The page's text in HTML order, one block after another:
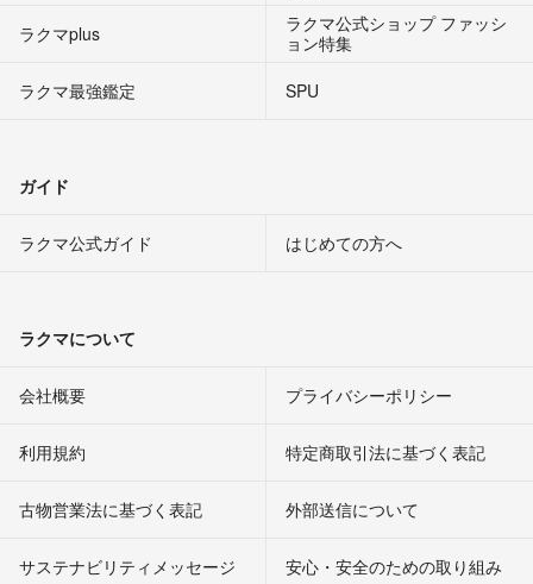
ラクマplus
ラクマ公式ショップ ファッシ
ョン特集
ラクマ最強鑑定
SPU
ガイド
ラクマ公式ガイド はじめての方へ
ラクマについて
会社概要 プライバシーポリシー
利用規約 特定商取引法に基づく表記
古物営業法に基づく表記 外部送信について
サステナビリティメッセージ 安心・安全のための取り組み